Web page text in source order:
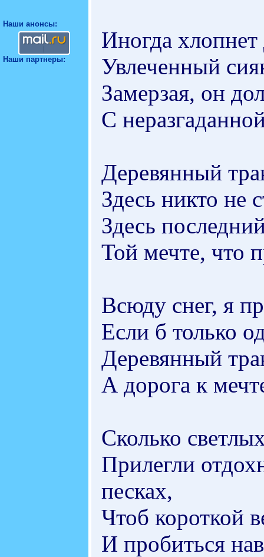
Наши анонсы:
Наши партнеры:
Иногда хлопнет
Увлеченный
Замерзая, он
С
Деревянный
Здесь никто не
Здесь
Той мечте, что
Всюду снег, я
Если б только
Деревянный
А дорога к
Сколько
Прилегли
песках,
Чтоб короткой
И пробиться